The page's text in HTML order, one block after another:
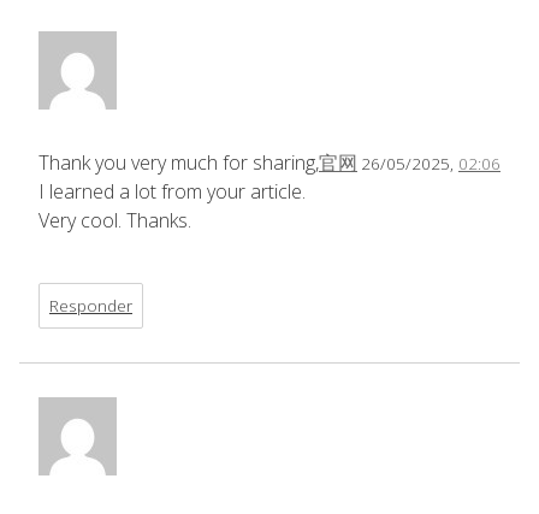
官网 26/05/2025, 02:06
Thank you very much for sharing,
I learned a lot from your article.
Very cool. Thanks.
Responder